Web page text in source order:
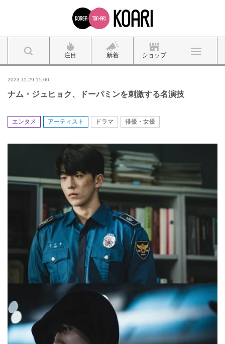
注目 新着 ショップ
2023.11.29 15:00
ナム・ジュヒョク、ドーパミンを刺激する名演技
エンタメ アーティスト ドラマ 俳優・女優